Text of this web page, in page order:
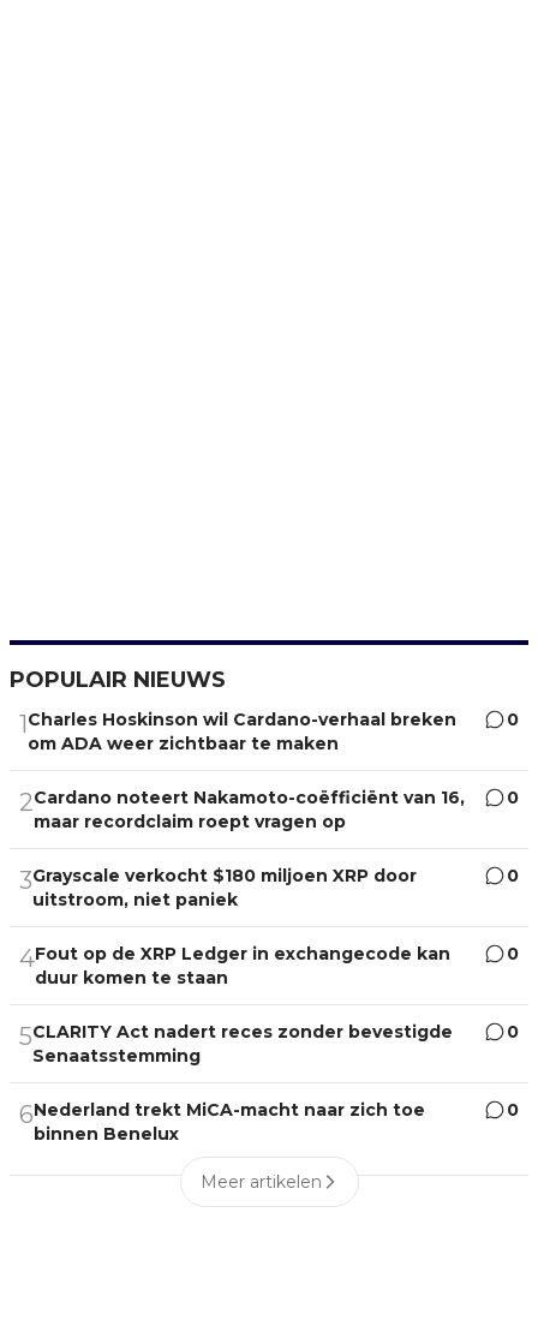
POPULAIR NIEUWS
1Charles Hoskinson wil Cardano-verhaal breken
om ADA weer zichtbaar te maken
0
2Cardano noteert Nakamoto-coëfficiënt van 16,
maar recordclaim roept vragen op
0
3Grayscale verkocht $180 miljoen XRP door
uitstroom, niet paniek
0
4Fout op de XRP Ledger in exchangecode kan
duur komen te staan
0
5CLARITY Act nadert reces zonder bevestigde
Senaatsstemming
0
6Nederland trekt MiCA-macht naar zich toe
binnen Benelux
0
Meer artikelen